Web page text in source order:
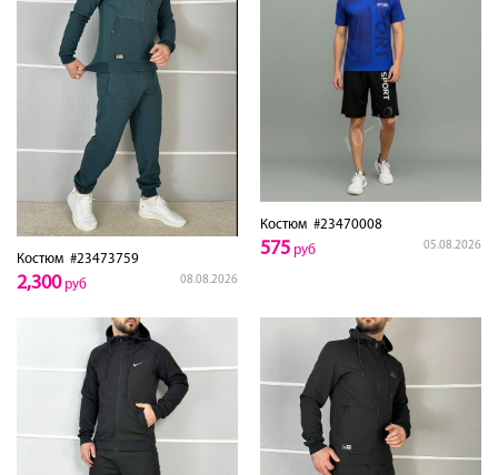
Костюм #23473759
08.08.2026
2,300руб
Костюм #23470008
05.08.2026
575 руб